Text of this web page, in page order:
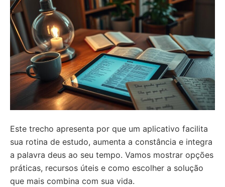
Este trecho apresenta por que um aplicativo facilita
sua rotina de estudo, aumenta a constância e integra
a palavra deus ao seu tempo. Vamos mostrar opções
práticas, recursos úteis e como escolher a solução
que mais combina com sua vida.